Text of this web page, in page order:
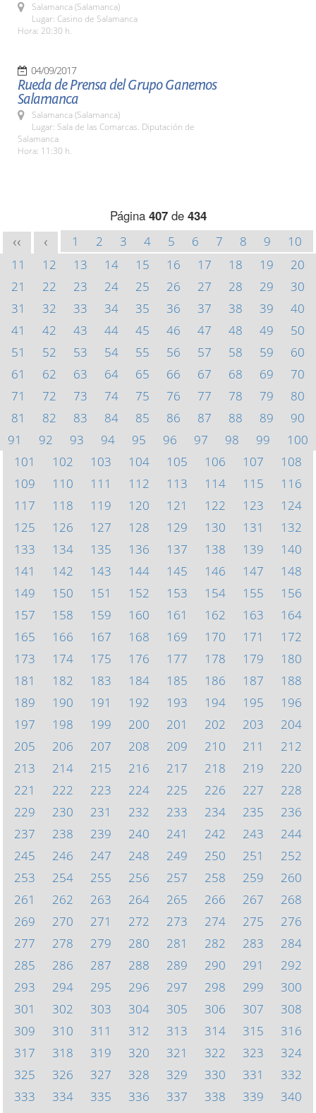
Salamanca (Salamanca)
Lugar: Casino de Salamanca
Hora: 20:30 h.
04/09/2017
Rueda de Prensa del Grupo Ganemos
Salamanca
Salamanca (Salamanca)
Lugar: Sala de las Comarcas. Diputación de
Salamanca
Hora: 11:30 h.
Página 407de 434
<< < 1 2 3 4 5 6 7 8 9
10
11
12 13 14 15 16 17 18 19
20
21
22 23 24 25 26 27 28 29
30
31
32 33 34 35 36 37 38 39
40
41
42 43 44 45 46 47 48 49
50
51
52 53 54 55 56 57 58 59
60
61
62 63 64 65 66 67 68 69
70
71
72 73 74 75 76 77 78 79
80
81
82 83 84 85 86 87 88 89
90
91
92 93 94 95 96 97 98 99
100
101
102 103 104 105 106 107
108
109
110 111 112 113 114 115
116
117
118 119 120 121 122 123
124
125
126 127 128 129 130 131
132
133
134 135 136 137 138 139
140
141
142 143 144 145 146 147
148
149
150 151 152 153 154 155
156
157
158 159 160 161 162 163
164
165
166 167 168 169 170 171
172
173
174 175 176 177 178 179
180
181
182 183 184 185 186 187
188
189
190 191 192 193 194 195
196
197
198 199 200 201 202 203
204
205
206 207 208 209 210 211
212
213
214 215 216 217 218 219
220
221
222 223 224 225 226 227
228
229
230 231 232 233 234 235
236
237
238 239 240 241 242 243
244
245
246 247 248 249 250 251
252
253
254 255 256 257 258 259
260
261
262 263 264 265 266 267
268
269
270 271 272 273 274 275
276
277
278 279 280 281 282 283
284
285
286 287 288 289 290 291
292
293
294 295 296 297 298 299
300
301
302 303 304 305 306 307
308
309
310 311 312 313 314 315
316
317
318 319 320 321 322 323
324
325
326 327 328 329 330 331
332
333
334 335 336 337 338 339
340